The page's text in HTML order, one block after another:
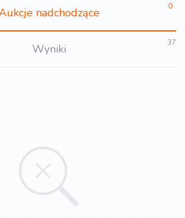
nadchodzące 0
Wyniki 37